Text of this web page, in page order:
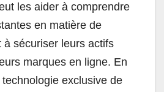
les aider à comprendre
en matière de
à sécuriser leurs actifs
marques en ligne. En
exclusive de